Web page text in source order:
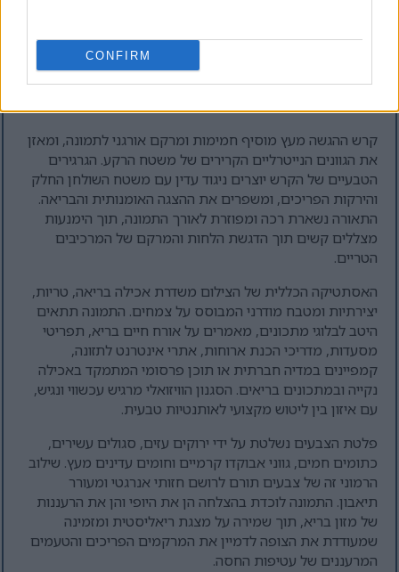
CONFIRM
מהנושא העיקרי. פלחי ליים סמוכים מוסיפים נגיעה רעננה
נוספת לסצנה, ומחזקים את המצגת הבריאה והתוססת. כמה
פרוסות בצל ירוק פזורות ושברי ירק על השולחן תורמים
לאווירה טבעית של צילום אוכל.
קרש ההגשה מעץ מוסיף חמימות ומרקם אורגני לתמונה, ומאזן
את הגוונים הנייטרליים הקרירים של משטח הרקע. הגרגירים
הטבעיים של הקרש יוצרים ניגוד עדין עם משטח השולחן החלק
והירקות הפריכים, ומשפרים את ההצגה האומנותית והבריאה.
התאורה נשארת רכה ומפוזרת לאורך התמונה, תוך הימנעות
מצללים קשים תוך הדגשת הלחות והמרקם של המרכיבים
הטריים.
האסתטיקה הכללית של הצילום משדרת אכילה בריאה, טריות,
יצירתיות ומטבח מודרני המבוסס על צמחים. התמונה תתאים
היטב לבלוגי מתכונים, מאמרים על אורח חיים בריא, תפריטי
מסעדות, מדריכי הכנת ארוחות, אתרי אינטרנט לתזונה,
קמפיינים במדיה חברתית או תוכן פרסומי המתמקד באכילה
נקייה ובמתכונים בריאים. הסגנון הוויזואלי מרגיש עכשווי ונגיש,
עם איזון בין ליטוש מקצועי לאותנטיות טבעית.
פלטת הצבעים נשלטת על ידי ירוקים עזים, סגולים עשירים,
כתומים חמים, גווני אבוקדו קרמיים וחומים עדינים מעץ. שילוב
הרמוני זה של צבעים תורם לרושם חזותי אנרגטי ומעורר
תיאבון. התמונה לוכדת בהצלחה הן את היופי והן את הרעננות
של מזון בריא, תוך שמירה על מצגת ריאליסטית ומזמינה
שמעודדת את הצופה לדמיין את המרקמים הפריכים והטעמים
המרעננים של עטיפות החסה.